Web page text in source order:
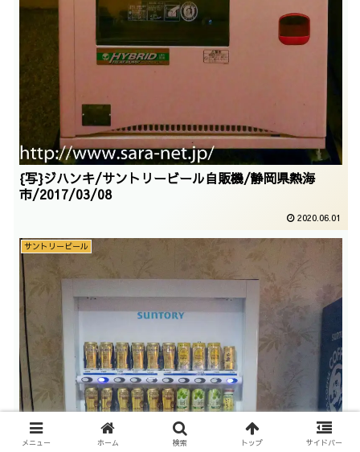
{写}ジハンキ/サントリービール自販機/静岡県熱海
市/2017/03/08
2020.06.01
サントリービール
メニュー ホーム 検索 トップ サイドバー